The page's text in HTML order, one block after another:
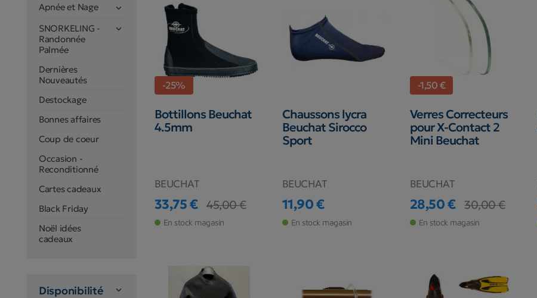
Apnée et Nage 
SNORKELING -
Randonnée
Palmée

Dernières
Nouveautés
Destockage
Bonnes affaires
Coup de coeur
Occasion -
Reconditionné
Cartes cadeaux
Black Friday
Noël idées
cadeaux
Disponibilité 
-25%
Bottillons Beuchat
4.5mm
BEUCHAT
Prix
33,75 €
Prix de base
45,00 €
En stock magasin
Chaussons lycra
Beuchat Sirocco
Sport
BEUCHAT
Prix
11,90 €
En stock magasin
-1,50 €
Verres Correcteurs
pour X-Contact 2
Mini Beuchat
BEUCHAT
Prix
28,50 €
Prix de base
30,00 €
En stock magasin